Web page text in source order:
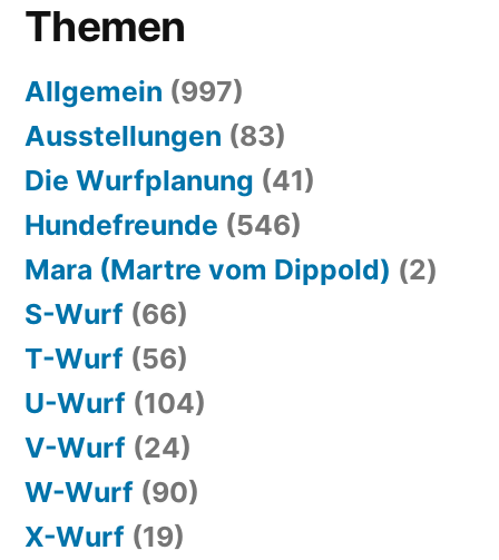
Themen
Allgemein (997)
Ausstellungen (83)
Die Wurfplanung (41)
Hundefreunde (546)
Mara (Martre vom Dippold) (2)
S-Wurf (66)
T-Wurf (56)
U-Wurf (104)
V-Wurf (24)
W-Wurf (90)
X-Wurf (19)